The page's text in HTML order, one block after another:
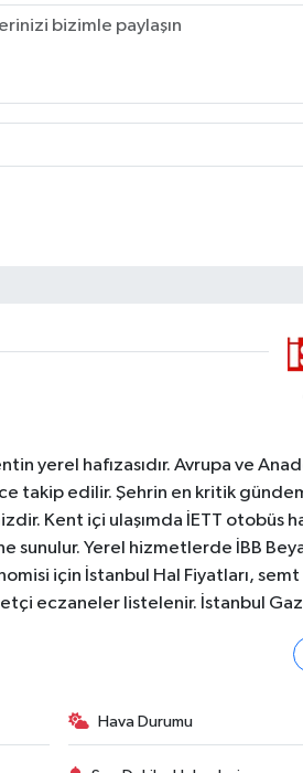
yerel hafızasıdır. Avrupa ve
takip edilir. Şehrin en kritik
Kent içi ulaşımda İETT otobüs
sunulur. Yerel hizmetlerde İBB
için İstanbul Hal Fiyatları,
eczaneler listelenir. İstanbul
Hava Durumu